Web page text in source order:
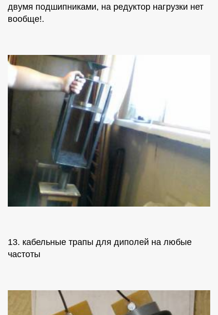
двумя подшипниками, на редуктор нагрузки нет
вообще!.
13. кабельные трапы для диполей на любые
частоты